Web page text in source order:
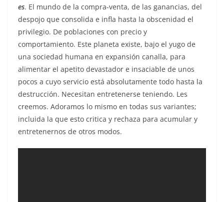
es. El mundo de la compra-venta, de las ganancias, del
despojo que consolida e infla hasta la obscenidad el
privilegio. De poblaciones con precio y
comportamiento. Este planeta existe, bajo el yugo de
una sociedad humana en expansión canalla, para
alimentar el apetito devastador e insaciable de unos
pocos a cuyo servicio está absolutamente todo hasta la
destrucción. Necesitan entretenerse teniendo. Les
creemos. Adoramos lo mismo en todas sus variantes;
incluida la que esto critica y rechaza para acumular y
entretenernos de otros modos.